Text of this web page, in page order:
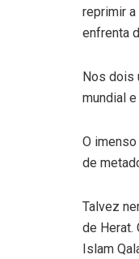
reprimir
enfrenta
Nos dois
mundial
O
de
Talvez
de Herat.
Islam